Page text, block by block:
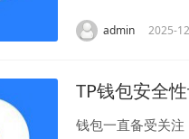
admin 2025-
TP钱包安全
钱包一直备受关